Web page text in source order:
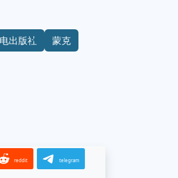
出版社 蒙克
reddit telegram